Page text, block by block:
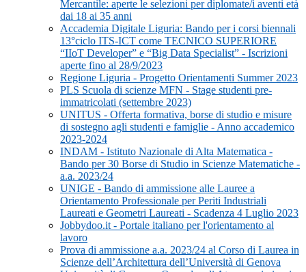
Mercantile: aperte le selezioni per diplomate/i aventi età
dai 18 ai 35 anni
Accademia Digitale Liguria: Bando per i corsi biennali
13°ciclo ITS-ICT come TECNICO SUPERIORE
“IIoT Developer” e “Big Data Specialist” - Iscrizioni
aperte fino al 28/9/2023
Regione Liguria - Progetto Orientamenti Summer 2023
PLS Scuola di scienze MFN - Stage studenti pre-
immatricolati (settembre 2023)
UNITUS - Offerta formativa, borse di studio e misure
di sostegno agli studenti e famiglie - Anno accademico
2023-2024
INDAM - Istituto Nazionale di Alta Matematica -
Bando per 30 Borse di Studio in Scienze Matematiche -
a.a. 2023/24
UNIGE - Bando di ammissione alle Lauree a
Orientamento Professionale per Periti Industriali
Laureati e Geometri Laureati - Scadenza 4 Luglio 2023
Jobbydoo.it - Portale italiano per l'orientamento al
lavoro
Prova di ammissione a.a. 2023/24 al Corso di Laurea in
Scienze dell’Architettura dell’Università di Genova